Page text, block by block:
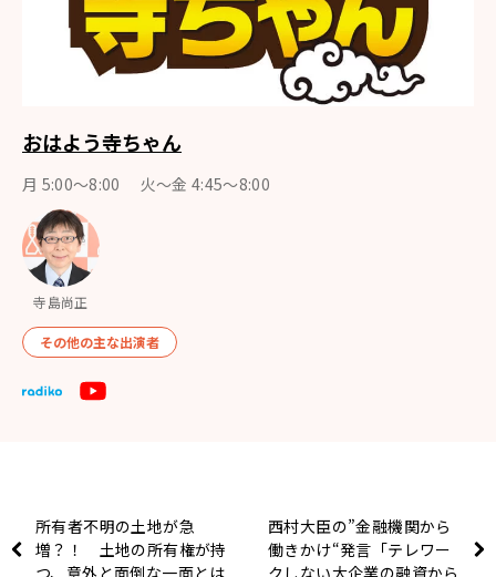
おはよう寺ちゃん
月 5:00～8:00 火～金 4:45～8:00
寺島尚正
その他の主な出演者
所有者不明の土地が急
増？！ 土地の所有権が持
つ、意外と面倒な一面とは
西村大臣の”金融機関から
働きかけ“発言「テレワー
クしない大企業の融資から